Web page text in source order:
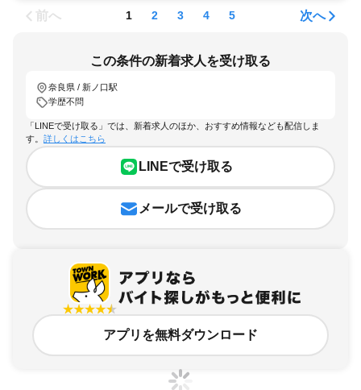
前へ 1 2 3 4 5 次へ
この条件の新着求人を受け取る
奈良県 / 新ノ口駅
学歴不問
「LINEで受け取る」では、新着求人のほか、おすすめ情報なども配信しま
す。 詳しくはこちら
LINEで受け取る
メールで受け取る
アプリを無料ダウンロード